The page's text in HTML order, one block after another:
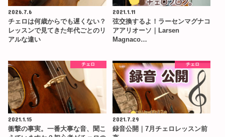
2026.7.6
チェロは何歳からでも遅くない？
レッスンで見てきた年代ごとのリ
アルな違い
2021.1.11
弦交換するよ！ラーセンマグナコ
アアリオーソ｜Larsen
Magnaco…
チェロ
2021.1.15
衝撃の事実。一番大事な音、聞こ
チェロ
2021.7.29
録音公開｜7月チェロレッスン前